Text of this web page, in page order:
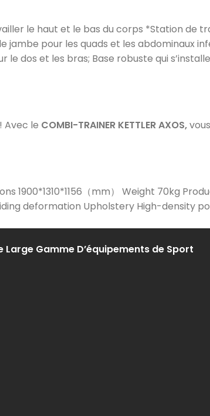
le haut et le bas du corps *Station de
pour les quads et les abdominaux
dos et les bras; Base robuste qui
Avec le COMBI-TRAINER KETTLER AXOS,
1900*1310*1156（mm） Weight 70kg
deformation Upholstery High-density
Large Gamme D’équipements de Sport